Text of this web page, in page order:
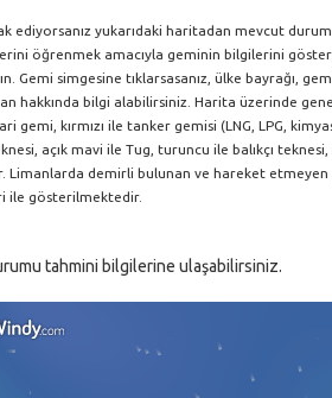
ediyorsanız yukarıdaki haritadan mevcut
öğrenmek amacıyla geminin bilgilerini
Gemi simgesine tıklarsasanız, ülke bayrağı,
hakkında bilgi alabilirsiniz. Harita üzerinde
kırmızı ile tanker gemisi (LNG, LPG,
açık mavi ile Tug, turuncu ile balıkçı
demirli bulunan ve hareket etmeyen
ile gösterilmektedir.
tahmini bilgilerine ulaşabilirsiniz.